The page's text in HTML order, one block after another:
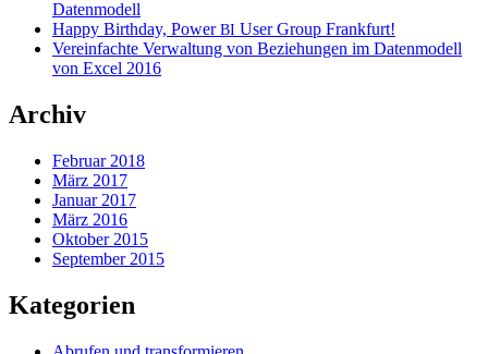
Datenmodell
Happy Birthday, PowerBI User Group Frankfurt!
Vereinfachte Verwaltung von Beziehungen im Datenmodell
von Excel 2016
Archiv
Februar 2018
März 2017
Januar 2017
März 2016
Oktober 2015
September 2015
Kategorien